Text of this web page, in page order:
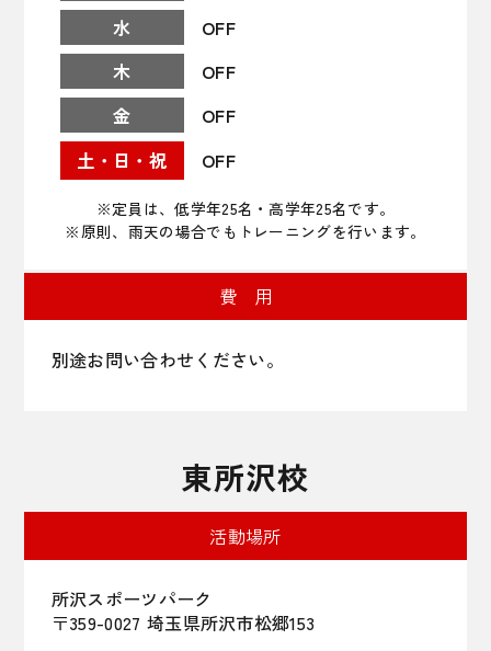
OFF
OFF
OFF
OFF
※定員は、低学年25名・高学年25名です。
※原則、雨天の場合でもトレーニングを行います。
費 用
別途お問い合わせください。
東所沢校
活動場所
所沢スポーツパーク
〒359-0027 埼玉県所沢市松郷153